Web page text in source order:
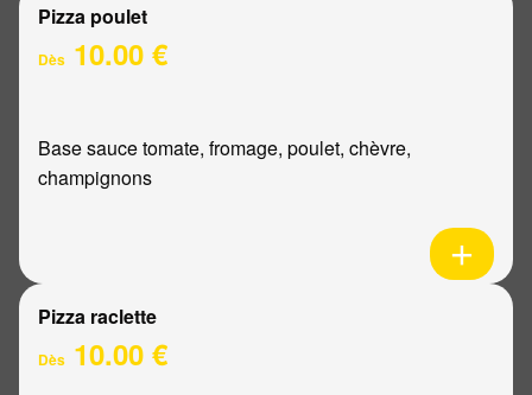
Pizza poulet
Dès 10.00 €
Base sauce tomate, fromage, poulet, chèvre,
champignons
Pizza raclette
Dès 10.00 €